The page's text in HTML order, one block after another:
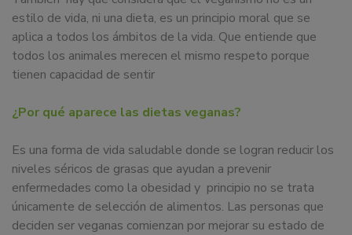
estilo de vida, ni una dieta, es un principio moral que se
aplica a todos los ámbitos de la vida. Que entiende que
todos los animales merecen el mismo respeto porque
tienen capacidad de sentir
¿Por qué aparece las dietas veganas?
Es una forma de vida saludable donde se logran reducir los
niveles séricos de grasas que ayudan a prevenir
enfermedades como la obesidad y principio no se trata
únicamente de selección de alimentos. Las personas que
deciden ser veganas comienzan por mejorar su estado de